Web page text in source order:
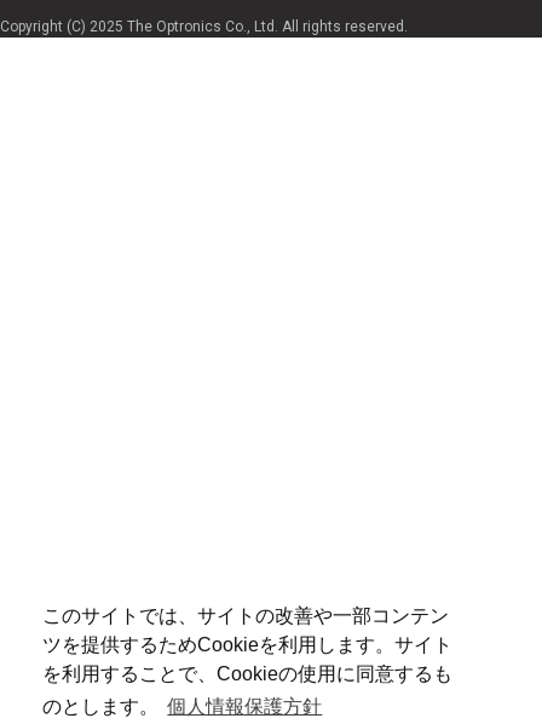
このサイトでは、サイトの改善や一部コンテン
ツを提供するためCookieを利用します。サイト
を利用することで、Cookieの使用に同意するも
のとします。
個人情報保護方針
Copyright (C) 2025 The Optronics Co., Ltd. All rights reserved.